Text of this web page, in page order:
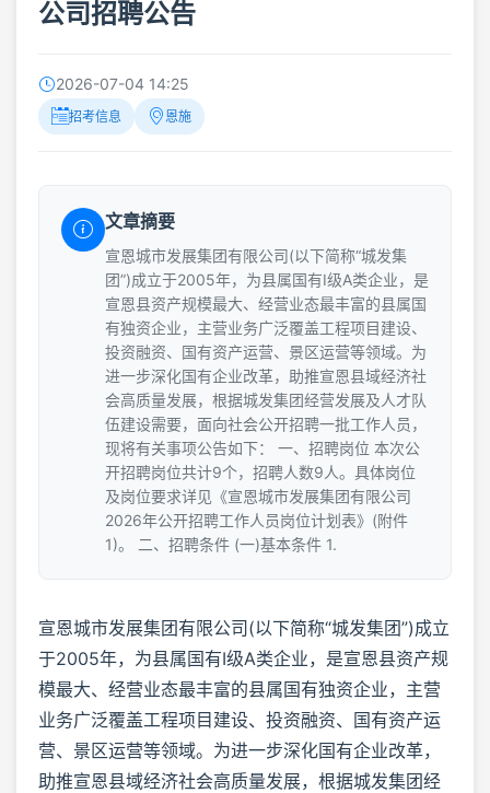
公司招聘公告
2026-07-04 14:25
招考信息 恩施
文章摘要
宣恩城市发展集团有限公司(以下简称“城发集
团”)成立于2005年，为县属国有Ⅰ级A类企业，是
宣恩县资产规模最大、经营业态最丰富的县属国
有独资企业，主营业务广泛覆盖工程项目建设、
投资融资、国有资产运营、景区运营等领域。为
进一步深化国有企业改革，助推宣恩县域经济社
会高质量发展，根据城发集团经营发展及人才队
伍建设需要，面向社会公开招聘一批工作人员，
现将有关事项公告如下： 一、招聘岗位 本次公
开招聘岗位共计9个，招聘人数9人。具体岗位
及岗位要求详见《宣恩城市发展集团有限公司
2026年公开招聘工作人员岗位计划表》(附件
1)。 二、招聘条件 (一)基本条件 1.
宣恩城市发展集团有限公司(以下简称“城发集团”)成立
于2005年，为县属国有Ⅰ级A类企业，是宣恩县资产规
模最大、经营业态最丰富的县属国有独资企业，主营
业务广泛覆盖工程项目建设、投资融资、国有资产运
营、景区运营等领域。为进一步深化国有企业改革，
助推宣恩县域经济社会高质量发展，根据城发集团经